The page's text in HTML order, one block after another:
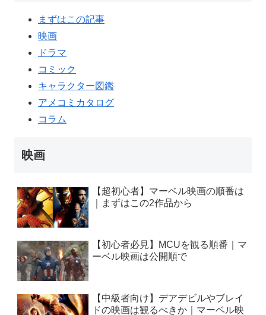
まずはこの記事
映画
ドラマ
コミック
キャラクター図鑑
アメコミカタログ
コラム
映画
【超初心者】マーベル映画の順番は
｜まずはこの2作品から
【初心者必見】MCUを観る順番｜マ
ーベル映画は公開順で
【中級者向け】デアデビルやブレイ
ドの映画は観るべきか｜マーベル映